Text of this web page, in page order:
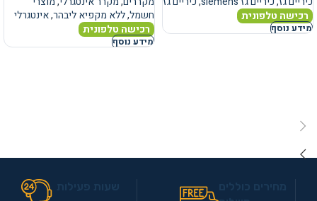
רכישה טלפונית
מידע נוסף
חשמל,ללא מקפיא ליבהר,אינטגרלי
רכישה טלפונית
מידע נוסף